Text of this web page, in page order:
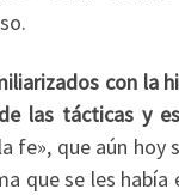
con la
las tácticas y
fe», que aún
que se les